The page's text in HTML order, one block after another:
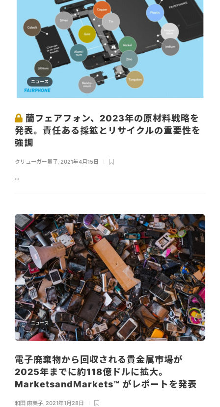
ニュース
蘭フェアフォン、2023年の原材料戦略を
発表。責任ある採鉱とリサイクルの重要性を
強調
クリューガー量子, 2021年4月15日
...
ニュース
電子廃棄物から回収される貴金属市場が
2025年までに約118億ドルに拡大。
MarketsandMarkets™ がレポートを発表
和田 麻美子 2021年1月28日